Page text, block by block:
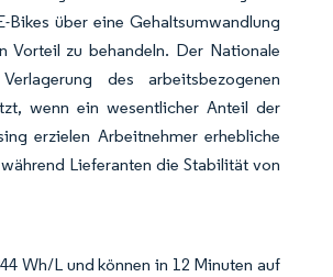
über eine Gehaltsumwandlung
Vorteil zu behandeln. Der Nationale
des arbeitsbezogenen
wenn ein wesentlicher Anteil der
erzielen Arbeitnehmer erhebliche
Lieferanten die Stabilität von
Wh/L und können in 12 Minuten auf